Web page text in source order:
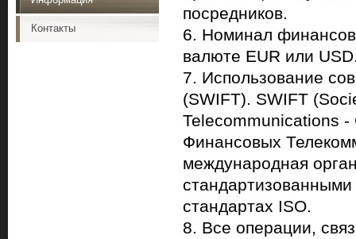
Контакты
посредников.
6. Номинал
валюте EUR или
7. Использование
(SWIFT). SWIFT
Telecommunications
Финансовых
международная
стандартах ISO.
8. Все операции,